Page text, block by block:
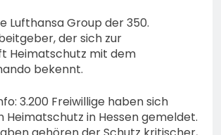
Lufthansa Group der 350.
der sich zur
Heimatschutz mit dem
bekennt.
3.200 Freiwillige haben sich
Heimatschutz in Hessen gemeldet.